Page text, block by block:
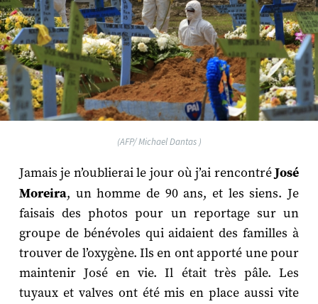
(AFP/ Michael Dantas )
Jamais je n’oublierai le jour où j’ai rencontréJosé
Moreira, un homme de 90 ans, et les siens. Je
faisais des photos pour un reportage sur un
groupe de bénévoles qui aidaient des familles à
trouver de l’oxygène. Ils en ont apporté une pour
maintenir José en vie. Il était très pâle. Les
tuyaux et valves ont été mis en place aussi vite